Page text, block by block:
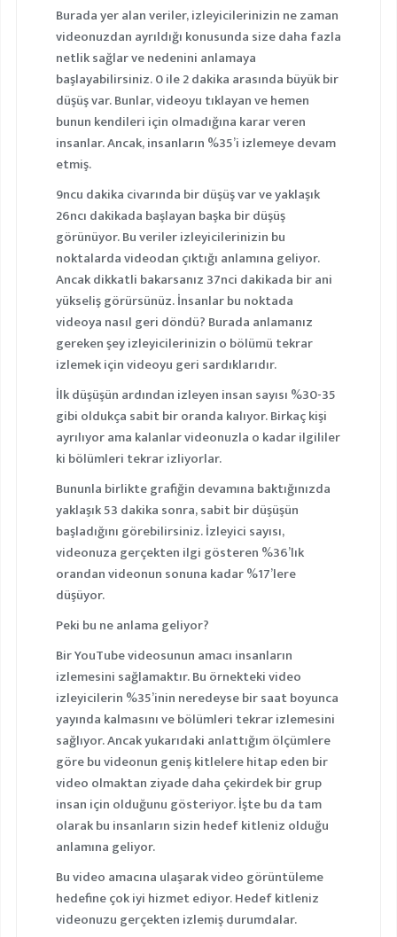
Burada yer alan veriler, izleyicilerinizin ne zaman
videonuzdan ayrıldığı konusunda size daha fazla
netlik sağlar ve nedenini anlamaya
başlayabilirsiniz. 0 ile 2 dakika arasında büyük bir
düşüş var. Bunlar, videoyu tıklayan ve hemen
bunun kendileri için olmadığına karar veren
insanlar. Ancak, insanların %35’i izlemeye devam
etmiş.
9ncu dakika civarında bir düşüş var ve yaklaşık
26ncı dakikada başlayan başka bir düşüş
görünüyor. Bu veriler izleyicilerinizin bu
noktalarda videodan çıktığı anlamına geliyor.
Ancak dikkatli bakarsanız 37nci dakikada bir ani
yükseliş görürsünüz. İnsanlar bu noktada
videoya nasıl geri döndü? Burada anlamanız
gereken şey izleyicilerinizin o bölümü tekrar
izlemek için videoyu geri sardıklarıdır.
İlk düşüşün ardından izleyen insan sayısı %30-35
gibi oldukça sabit bir oranda kalıyor. Birkaç kişi
ayrılıyor ama kalanlar videonuzla o kadar ilgililer
ki bölümleri tekrar izliyorlar.
Bununla birlikte grafiğin devamına baktığınızda
yaklaşık 53 dakika sonra, sabit bir düşüşün
başladığını görebilirsiniz. İzleyici sayısı,
videonuza gerçekten ilgi gösteren %36’lık
orandan videonun sonuna kadar %17’lere
düşüyor.
Peki bu ne anlama geliyor?
Bir YouTube videosunun amacı insanların
izlemesini sağlamaktır. Bu örnekteki video
izleyicilerin %35’inin neredeyse bir saat boyunca
yayında kalmasını ve bölümleri tekrar izlemesini
sağlıyor. Ancak yukarıdaki anlattığım ölçümlere
göre bu videonun geniş kitlelere hitap eden bir
video olmaktan ziyade daha çekirdek bir grup
insan için olduğunu gösteriyor. İşte bu da tam
olarak bu insanların sizin hedef kitleniz olduğu
anlamına geliyor.
Bu video amacına ulaşarak video görüntüleme
hedefine çok iyi hizmet ediyor. Hedef kitleniz
videonuzu gerçekten izlemiş durumdalar.